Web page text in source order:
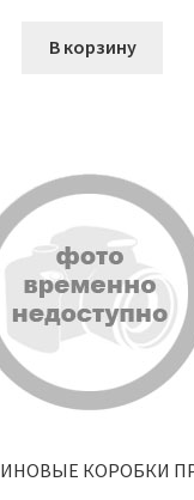
В корзину
КОРОБКИ